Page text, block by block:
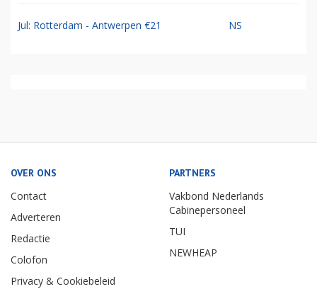
Jul: Rotterdam - Antwerpen €21 NS
OVER ONS
Contact
Adverteren
Redactie
Colofon
Privacy & Cookiebeleid
PARTNERS
Vakbond Nederlands
Cabinepersoneel
TUI
NEWHEAP